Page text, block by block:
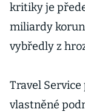
kritiky je
miliardy
vybředly z
Travel
vlastněné